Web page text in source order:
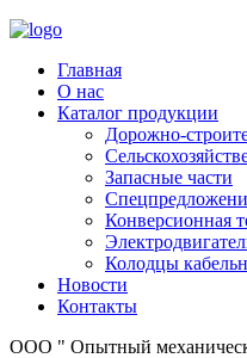
Главная
О нас
Каталог продукции
Дорожно-
Запасные части
Конверсионная
Колодцы
Новости
Контакты
ООО " Опытный